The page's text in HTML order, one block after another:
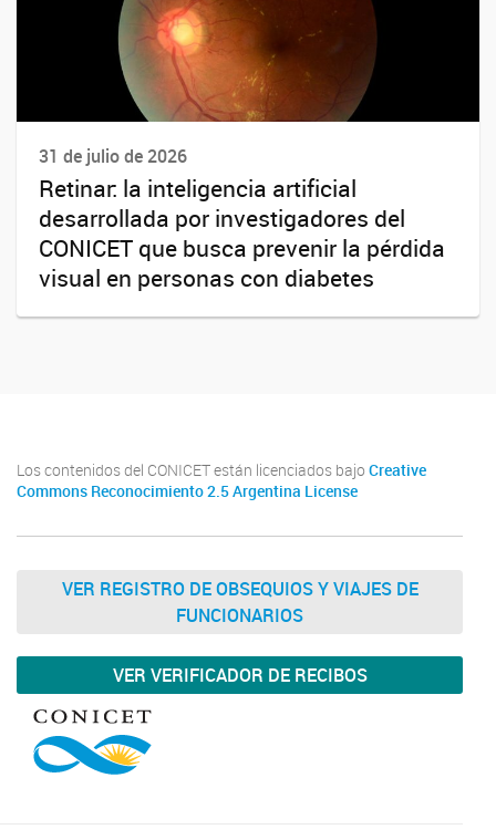
31 de julio de 2026
Retinar: la inteligencia artificial
desarrollada por investigadores del
CONICET que busca prevenir la pérdida
visual en personas con diabetes
Los contenidos del CONICET están licenciados bajo Creative
Commons Reconocimiento 2.5 Argentina License
VER REGISTRO DE OBSEQUIOS Y VIAJES DE
FUNCIONARIOS
VER VERIFICADOR DE RECIBOS